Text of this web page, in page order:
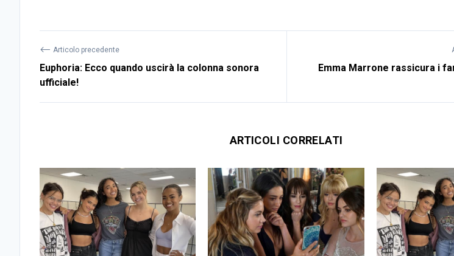
⟵ Articolo precedente
Euphoria: Ecco quando uscirà la colonna sonora
ufficiale!
Emma Marrone rassicura i
ARTICOLI CORRELATI